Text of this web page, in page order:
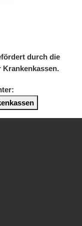
durch die
Krankenkassen.